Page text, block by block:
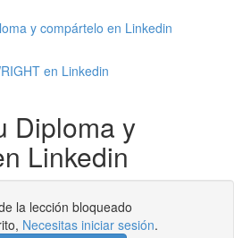
y compártelo en Linkedin
en Linkedin
Diploma y
Linkedin
la lección bloqueado
Necesitas iniciar sesión.